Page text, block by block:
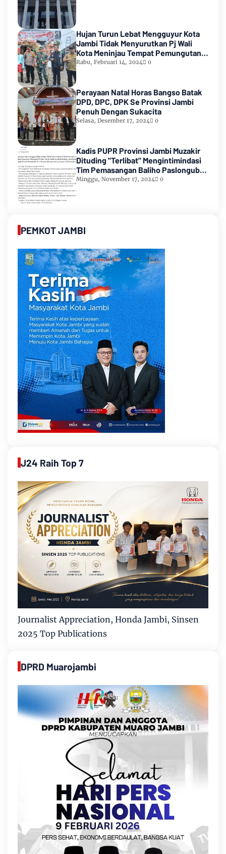
Hujan Turun Lebat Mengguyur Kota
Jambi Tidak Menyurutkan Pj Wali
Kota Meninjau Tempat Pemungutan
Suara Pemilu 2024
Rabu, Februari 14, 2024 0
Perayaan Natal Horas Bangso Batak
DPD, DPC, DPK Se Provinsi Jambi
Penuh Dengan Sukacita
Selasa, Desember 17, 2024 0
Kadis PUPR Provinsi Jambi Muzakir
Dituding "Terlibat" Mengintimindasi
Tim Pemasangan Baliho Paslongub
Romi-Sudirman
Minggu, November 17, 2024 0
PEMKOT JAMBI
J24 Raih Top 7
Journalist Appreciation, Honda Jambi, Sinsen
2025 Top Publications
DPRD Muarojambi